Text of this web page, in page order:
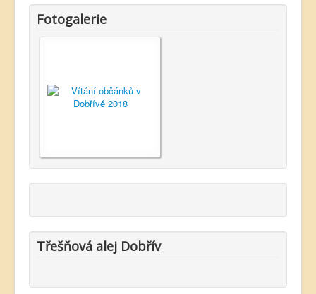
Fotogalerie
Třešňová alej Dobřív